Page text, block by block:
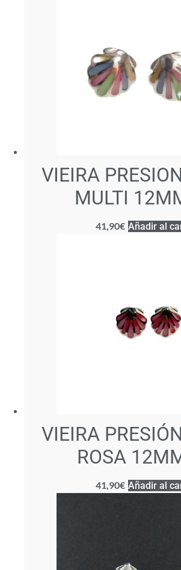
VIEIRA
MULTI
41,90€ Añadir al
VIEIRA
ROSA
41,90€ Añadir al